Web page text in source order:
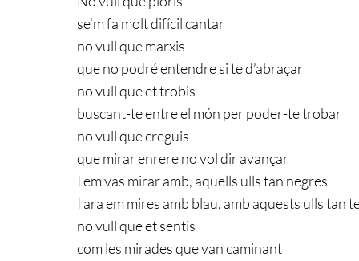
se’m fa molt difícil cantar
no vull que marxis
que no podré entendre si te d’abraçar
no vull que et trobis
buscant-te entre el món per poder-te trobar
no vull que creguis
que mirar enrere no vol dir avançar
I em vas mirar amb, aquells ulls tan negres
I ara em mires amb blau, amb aquests ulls tan
no vull que et sentis
com les mirades que van caminant